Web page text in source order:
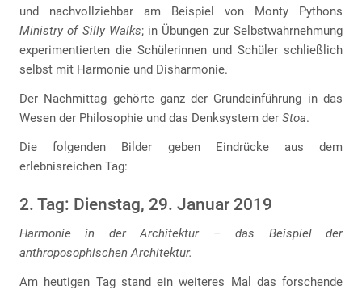
und nachvollziehbar am Beispiel von Monty Pythons
Ministry of Silly Walks; in Übungen zur Selbstwahrnehmung
experimentierten die Schülerinnen und Schüler schließlich
selbst mit Harmonie und Disharmonie.
Der Nachmittag gehörte ganz der Grundeinführung in das
Wesen der Philosophie und das Denksystem der Stoa.
Die folgenden Bilder geben Eindrücke aus dem
erlebnisreichen Tag:
2. Tag: Dienstag, 29. Januar 2019
Harmonie in der Architektur – das Beispiel der
anthroposophischen Architektur.
Am heutigen Tag stand ein weiteres Mal das forschende